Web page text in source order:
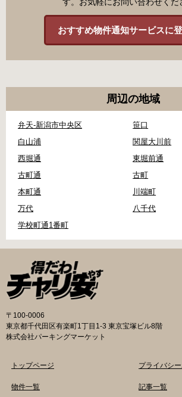
おすすめ物件通知サービスに
周辺の地域
弁天-新潟市中央区
笹口
白山浦
関屋大川前
西堀通
東堀前通
古町通
古町
本町通
川端町
万代
八千代
学校町通1番町
〒100-0006
東京都千代田区有楽町1丁目1-3 東京宝塚ビル8階
株式会社パーキングマーケット
トップページ
物件一覧
プライバシ
記事一覧